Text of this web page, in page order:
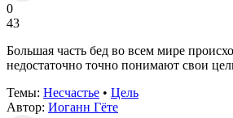
0
43
Большая часть бед во всем мире
недостаточно точно понимают свои
Темы: Несчастье • Цель
Автор: Иоганн Гёте